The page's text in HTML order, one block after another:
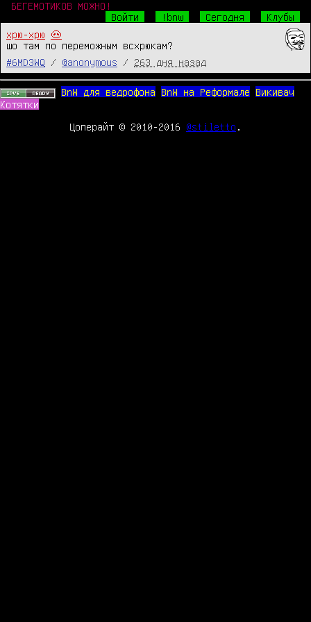
БЕГЕМОТИКОВ МОЖНО!
Войти
!bnw Сегодня
Клубы
хрю-хрю
🐽
шо там по переможным всхрюкам?
#6MD3WQ
/ @anonymous / 263 дня назад
BnW для ведрофона BnW на Реформале
Викивач
Котятки
Цоперайт © 2010-2016 @stiletto